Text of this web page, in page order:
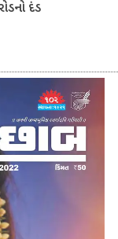
દંડ